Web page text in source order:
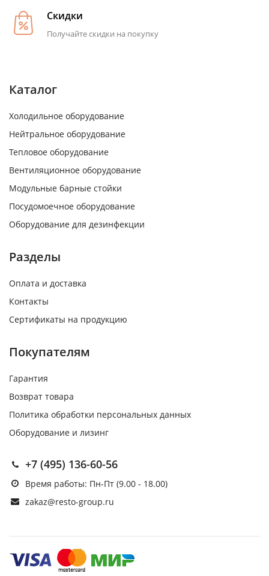
Скидки
Получайте скидки на покупку
Каталог
Холодильное оборудование
Нейтральное оборудование
Тепловое оборудование
Вентиляционное оборудование
Модульные барные стойки
Посудомоечное оборудование
Оборудование для дезинфекции
Разделы
Оплата и доставка
Контакты
Сертификаты на продукцию
Покупателям
Гарантия
Возврат товара
Политика обработки персональных данных
Оборудование и лизинг
+7 (495) 136-60-56
Время работы: Пн-Пт (9.00 - 18.00)
zakaz@resto-group.ru